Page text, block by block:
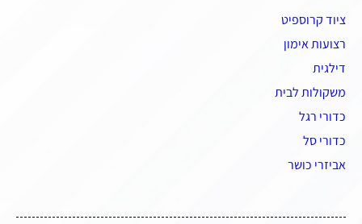
ציוד קרוספיט
רצועות אימון
דילגית
משקולות לבית
כדורי רגל
כדורי סל
אביזרי כושר